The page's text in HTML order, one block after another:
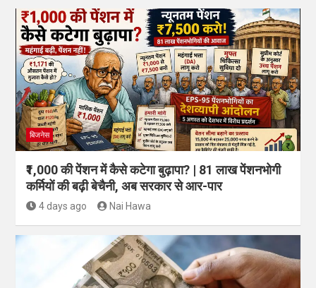
बिजनेस
₹1,000 की पेंशन में कैसे कटेगा बुढ़ापा? | 81 लाख पेंशनभोगी
कर्मियों की बढ़ी बेचैनी, अब सरकार से आर-पार
4 days ago Nai Hawa